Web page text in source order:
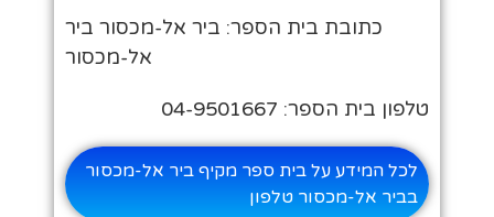
כתובת בית הספר: ביר אל-מכסור ביר
אל-מכסור
טלפון בית הספר: 04-9501667
לכל המידע על בית ספר מקיף ביר אל-מכסור
בביר אל-מכסור טלפון